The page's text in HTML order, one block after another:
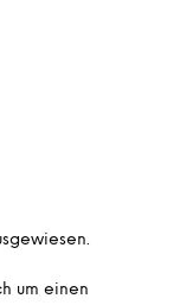
um einen